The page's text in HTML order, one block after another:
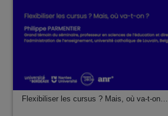
Flexibiliser les cursus ? Mais, où va-t-on…